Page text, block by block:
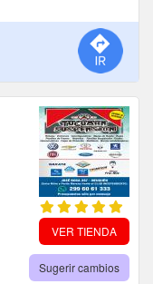
VER TIENDA
Sugerir cambios